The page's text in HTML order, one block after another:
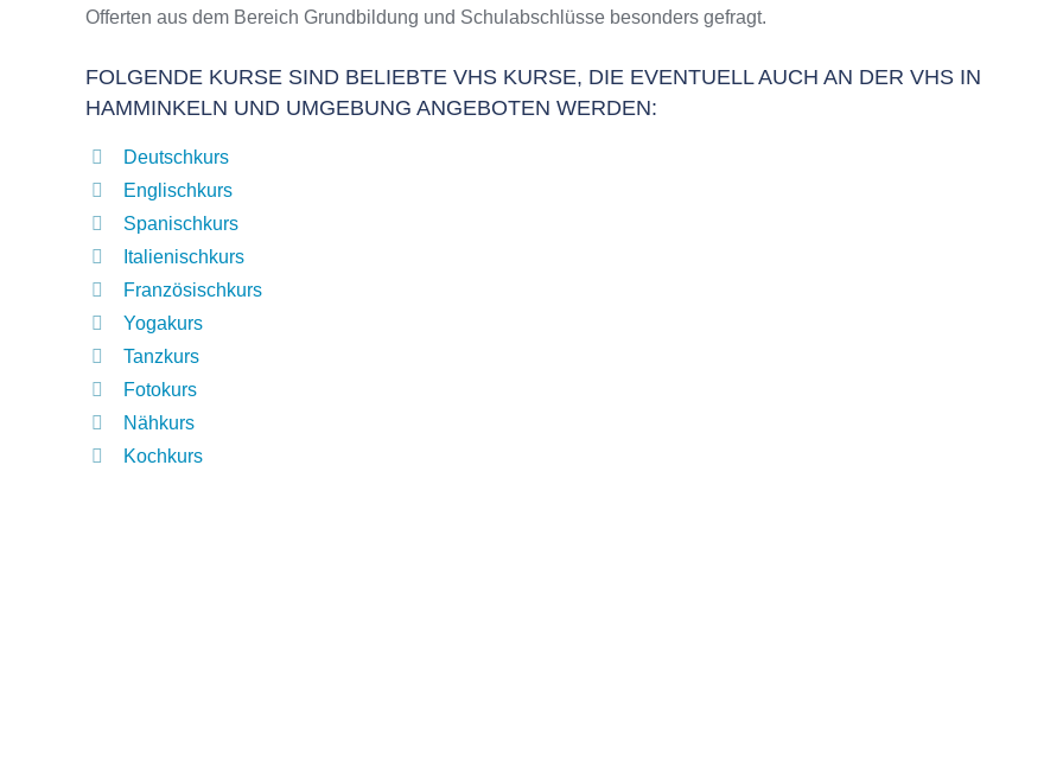
Offerten aus dem Bereich Grundbildung und Schulabschlüsse besonders gefragt.
FOLGENDE KURSE SIND BELIEBTE VHS KURSE, DIE EVENTUELL AUCH AN DER VHS IN
HAMMINKELN UND UMGEBUNG ANGEBOTEN WERDEN:
Deutschkurs
Englischkurs
Spanischkurs
Italienischkurs
Französischkurs
Yogakurs
Tanzkurs
Fotokurs
Nähkurs
Kochkurs